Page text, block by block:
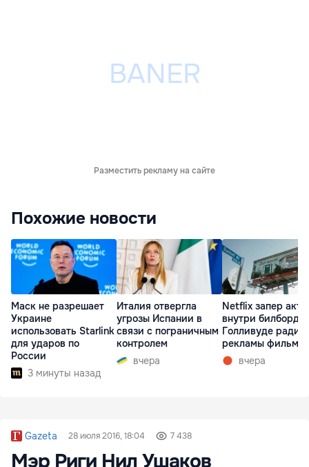
Разместить рекламу на сайте
Похожие новости
Маск не разрешает
Украине
использовать Starlink
для ударов по
России
3 минуты назад
Италия отвергла
угрозы Испании в
связи с пограничным
контролем
вчера
Netflix запер
внутри билборда
Голливуде ради
рекламы фильма
вчера
Gazeta 28 июля 2016, 18:04 7 438
Мэр Риги Нил Ушаков